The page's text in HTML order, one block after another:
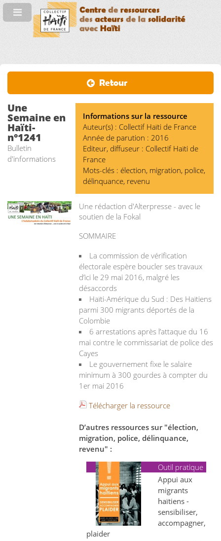
Retour
Informations sur la ressource
Auteur(s) : Collectif Haïti de France
Année de parution : 2016
Editeur, diffuseur : Collectif Haïti de
France
Mots-clés : élection, migration, police,
délinquance, revenu
Une
Semaine en
Haïti-
n°1241
Bulletin
d'informations
Une rédaction d'Alterpresse - avec le
soutien de la Fokal
SOMMAIRE
La commission de vérification
électorale espère boucler ses travaux
d’ici le 29 mai 2016, malgré les
désaccords
Haïti-Amérique du Sud : Des Haïtiens
parmi 300 migrants déportés de la
Colombie
6 arrestations après l’attaque du 16
mai contre le commissariat de police des
Cayes
Le gouvernement fixe le salaire
minimum à 300 gourdes à compter du
1er mai 2016
Télécharger la ressource
D’autres ressources sur "élection,
migration, police, délinquance,
revenu" :
Outil pratique
Appui aux
migrants
haïtiens -
sensibiliser,
accompagner,
plaider